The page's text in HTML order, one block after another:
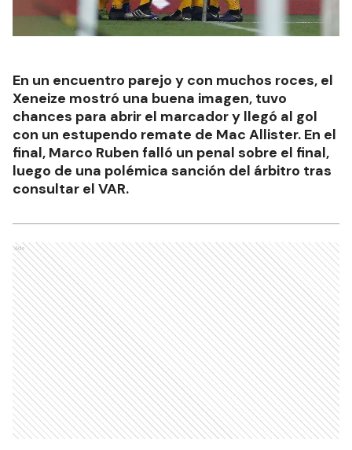
En un encuentro parejo y con muchos roces, el
Xeneize mostró una buena imagen, tuvo
chances para abrir el marcador y llegó al gol
con un estupendo remate de Mac Allister. En el
final, Marco Ruben falló un penal sobre el final,
luego de una polémica sanción del árbitro tras
consultar el VAR.
Ads